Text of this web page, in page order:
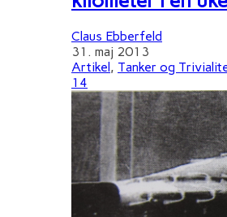
Claus Ebberfeld
31. maj 2013
Artikel , Tanker og
14